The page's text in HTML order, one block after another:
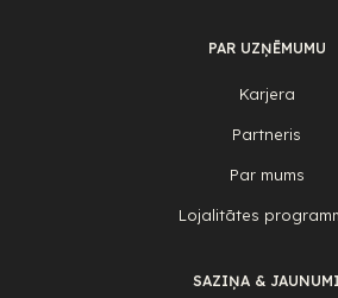
PAR UZŅĒMUMU
Karjera
Partneris
Par mums
Lojalitātes
SAZIŅA & JAUNUMI